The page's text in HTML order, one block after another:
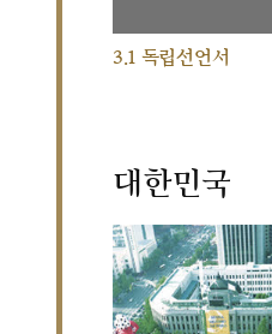
3.1 독립선언서
대한민국